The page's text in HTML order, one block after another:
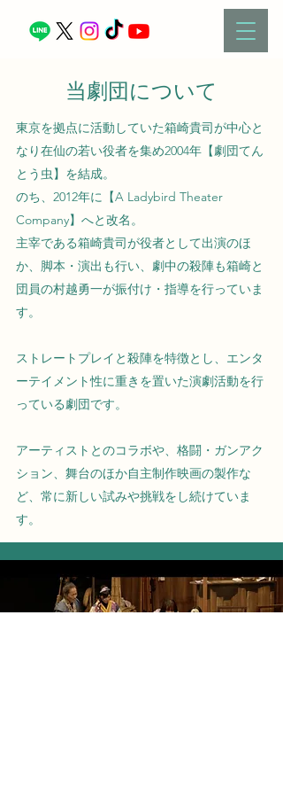
当劇団について
東京を拠点に活動していた箱崎貴司が中心と
なり在仙の若い役者を集め2004年【劇団てん
とう虫】を結成。
のち、2012年に【A Ladybird Theater
Company】へと改名。
主宰である箱崎貴司が役者として出演のほ
か、脚本・演出も行い、劇中の殺陣も箱崎と
団員の村越勇一が振付け・指導を行っていま
す。
ストレートプレイと殺陣を特徴とし、エンタ
ーテイメント性に重きを置いた演劇活動を行
っている劇団です。
アーティストとのコラボや、格闘・ガンアク
ション、舞台のほか自主制作映画の製作な
ど、常に新しい試みや挑戦をし続けていま
す。